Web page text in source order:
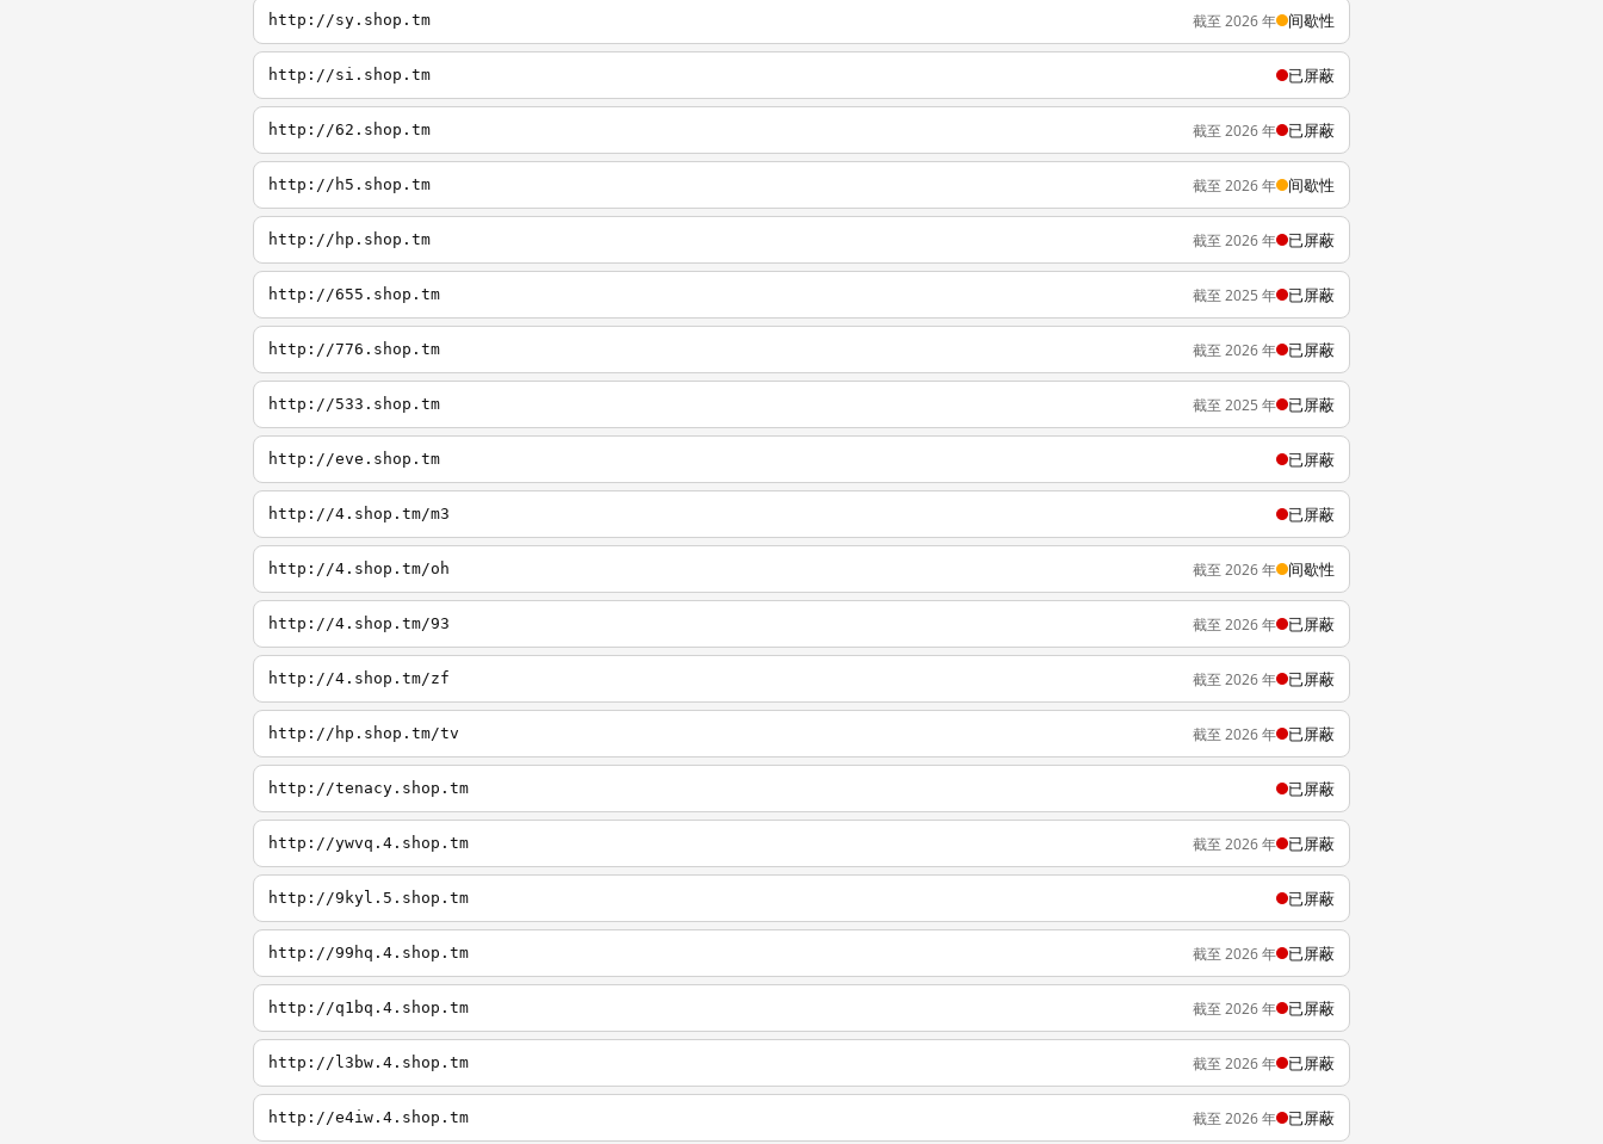
http://sy.shop.tm 截至 2026 年 间歇性
http://si.shop.tm 已屏蔽
http://62.shop.tm 截至 2026 年 已屏蔽
http://h5.shop.tm 截至 2026 年 间歇性
http://hp.shop.tm 截至 2026 年 已屏蔽
http://655.shop.tm 截至 2025 年 已屏蔽
http://776.shop.tm 截至 2026 年 已屏蔽
http://533.shop.tm 截至 2025 年 已屏蔽
http://eve.shop.tm 已屏蔽
http://4.shop.tm/m3 已屏蔽
http://4.shop.tm/oh 截至 2026 年 间歇性
http://4.shop.tm/93 截至 2026 年 已屏蔽
http://4.shop.tm/zf 截至 2026 年 已屏蔽
http://hp.shop.tm/tv 截至 2026 年 已屏蔽
http://tenacy.shop.tm 已屏蔽
http://ywvq.4.shop.tm 截至 2026 年 已屏蔽
http://9kyl.5.shop.tm 已屏蔽
http://99hq.4.shop.tm 截至 2026 年 已屏蔽
http://q1bq.4.shop.tm 截至 2026 年 已屏蔽
http://l3bw.4.shop.tm 截至 2026 年 已屏蔽
http://e4iw.4.shop.tm 截至 2026 年 已屏蔽